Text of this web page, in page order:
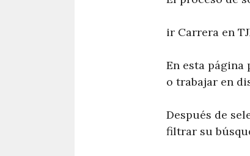
ir Carrera en
En esta página
o trabajar en
Después de
filtrar su